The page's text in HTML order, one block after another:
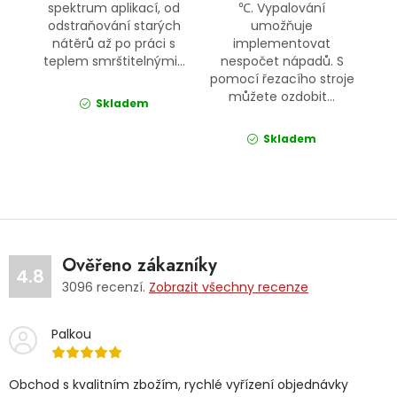
spektrum aplikací, od
odstraňování starých
nátěrů až po práci s
teplem smrštitelnými...
Skladem
℃. Vypalování
umožňuje
implementovat
nespočet nápadů. S
pomocí řezacího stroje
můžete ozdobit...
Skladem
4.8 Ověřeno zákazníky
3096 recenzí. Zobrazit všechny recenze
Palkou
Obchod s kvalitním zbožím, rychlé vyřízení objednávky